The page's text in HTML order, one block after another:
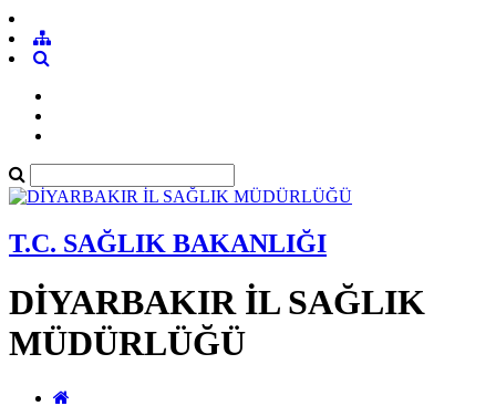
T.C. SAĞLIK BAKANLIĞI
DİYARBAKIR İL SAĞLIK
MÜDÜRLÜĞÜ